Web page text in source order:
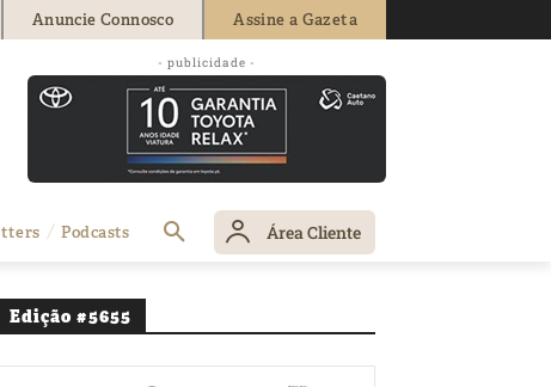
Anuncie Connosco Assine a Gazeta
- publicidade -
Podcasts Área Cliente
a pagar
Doce
Edição #5655